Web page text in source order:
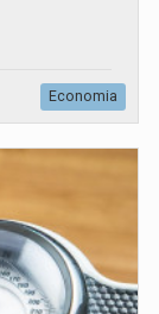
Economia